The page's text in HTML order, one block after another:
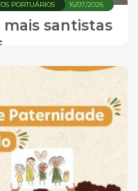
16/07/2026
PORTUÁRIOS
santistas